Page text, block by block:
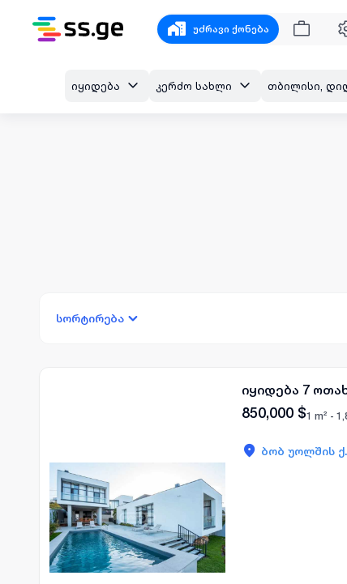
უძრავი ქონება
იყიდება კერძო სახლი
სორტირება
იყიდება 7
850,000 $1 m² -
ბობ უოლშის ქ.